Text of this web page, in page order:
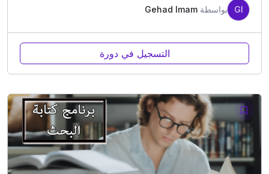
GI بواسطة Gehad Imam
التسجيل في دورة